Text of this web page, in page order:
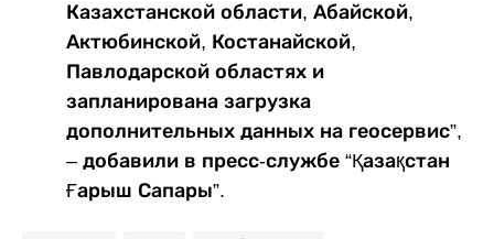
Казахстанской области, Абайской,
Актюбинской, Костанайской,
Павлодарской областях и
запланирована загрузка
дополнительных данных на геосервис”,
– добавили в пресс-службе “Қазақстан
Ғарыш Сапары”.